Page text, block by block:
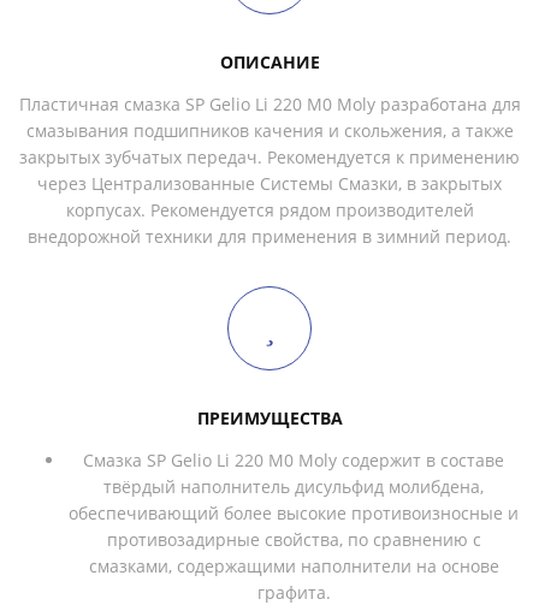
ОПИСАНИЕ
Пластичная смазка SP Gelio Li 220 M0 Moly разработана для
смазывания подшипников качения и скольжения, а также
закрытых зубчатых передач. Рекомендуется к применению
через Централизованные Системы Смазки, в закрытых
корпусах. Рекомендуется рядом производителей
внедорожной техники для применения в зимний период.
ПРЕИМУЩЕСТВА
Смазка SP Gelio Li 220 M0 Moly содержит в составе
твёрдый наполнитель дисульфид молибдена,
обеспечивающий более высокие противоизносные и
противозадирные свойства, по сравнению с
смазками, содержащими наполнители на основе
графита.